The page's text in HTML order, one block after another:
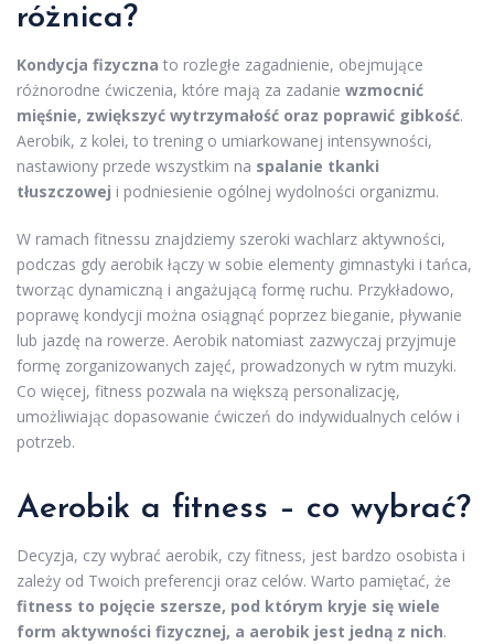
różnica?
Kondycja fizyczna to rozległe zagadnienie, obejmujące
różnorodne ćwiczenia, które mają za zadanie wzmocnić
mięśnie, zwiększyć wytrzymałość oraz poprawić gibkość.
Aerobik, z kolei, to trening o umiarkowanej intensywności,
nastawiony przede wszystkim na spalanie tkanki
tłuszczowej i podniesienie ogólnej wydolności organizmu.
W ramach fitnessu znajdziemy szeroki wachlarz aktywności,
podczas gdy aerobik łączy w sobie elementy gimnastyki i tańca,
tworząc dynamiczną i angażującą formę ruchu. Przykładowo,
poprawę kondycji można osiągnąć poprzez bieganie, pływanie
lub jazdę na rowerze. Aerobik natomiast zazwyczaj przyjmuje
formę zorganizowanych zajęć, prowadzonych w rytm muzyki.
Co więcej, fitness pozwala na większą personalizację,
umożliwiając dopasowanie ćwiczeń do indywidualnych celów i
potrzeb.
Aerobik a fitness – co wybrać?
Decyzja, czy wybrać aerobik, czy fitness, jest bardzo osobista i
zależy od Twoich preferencji oraz celów. Warto pamiętać, że
fitness to pojęcie szersze, pod którym kryje się wiele
form aktywności fizycznej, a aerobik jest jedną z nich.